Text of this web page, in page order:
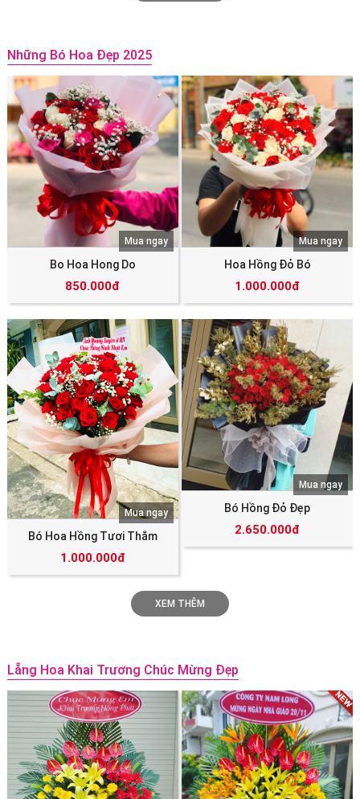
Những Bó Hoa Đẹp 2025
Bo Hoa Hong Do
850.000đ
Mua ngay
Hoa Hồng Đỏ Bó
1.000.000đ
Mua ngay
Bó Hoa Hồng Tươi Thắm
1.000.000đ
Mua ngay Bó Hồng Đỏ Đẹp
2.650.000đ
Mua ngay
XEM THÊM
Lẵng Hoa Khai Trương Chúc Mừng Đẹp